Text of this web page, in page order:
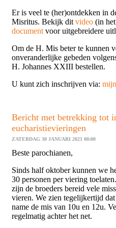
Er is veel te (her)ontdekken in
Misritus. Bekijk dit video (in
document voor uitgebreidere
Om de H. Mis beter te kunnen
onveranderlijke gebeden
H. Johannes XXIII bestellen.
U kunt zich inschrijven via:
Bericht met betrekking tot
eucharistievieringen
ZATERDAG 30 JANUARI 2021 00:00
Beste parochianen,
Sinds half oktober kunnen we
30 personen per viering
zijn de broeders bereid vele
vieren. We zien tegelijkertijd
name de mis van 10u en 12u.
regelmatig achter het net.